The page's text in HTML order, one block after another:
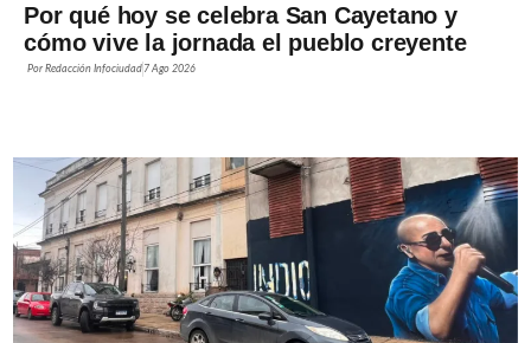
Por qué hoy se celebra San Cayetano y
cómo vive la jornada el pueblo creyente
PorRedacción Infociudad 7 Ago 2026